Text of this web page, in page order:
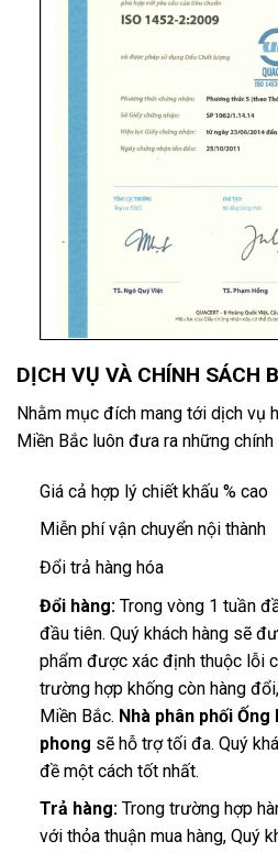
DỊCH VỤ VÀ CHÍNH SÁCH
Nhằm mục đích mang tới dịch vụ
Miền Bắc luôn đưa ra những
Giá cả hợp lý chiết khấu % cao
Miễn phí vận chuyển nội thành
Đổi trả hàng hóa
Đổi hàng:Trong vòng 1 tuần
đầu tiên. Quý khách hàng sẽ
phẩm được xác định thuộc lỗi
trường hợp khống còn hàng
Miền Bắc. Nhà phân phối Ống
phong sẽ hỗ trợ tối đa. Quý
đề một cách tốt nhất.
Trả hàng:Trong trường hợp
với thỏa thuận mua hàng, Quý